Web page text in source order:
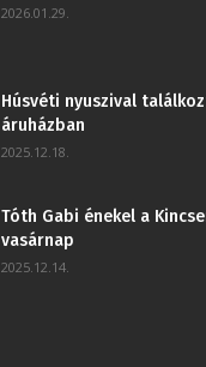
2026.01.29.
Húsvéti nyuszival
áruházban
2025.12.18.
Tóth Gabi énekel a
vasárnap
2025.12.14.